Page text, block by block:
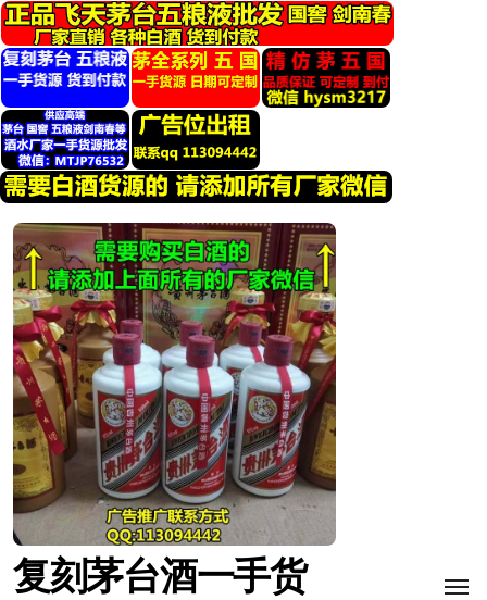
转
到
内
容
复刻茅台酒一手货